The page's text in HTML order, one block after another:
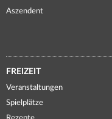
Aszendent
FREIZEIT
Veranstaltungen
Spielplätze